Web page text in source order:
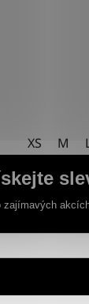
XS M